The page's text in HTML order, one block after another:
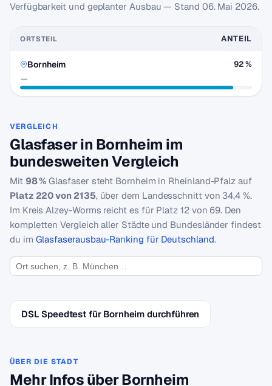
Verfügbarkeit und geplanter Ausbau — Stand 06. Mai 2026.
ORTSTEIL ANTEIL
Bornheim
—
92 %
VERGLEICH
Glasfaser in Bornheim im
bundesweiten Vergleich
Mit 98 % Glasfaser steht Bornheim in Rheinland-Pfalz auf
Platz 220 von 2135, über dem Landesschnitt von 34,4 %.
Im Kreis Alzey-Worms reicht es für Platz 12 von 69. Den
kompletten Vergleich aller Städte und Bundesländer findest
du im Glasfaserausbau-Ranking für Deutschland.
DSL Speedtest für Bornheim durchführen
ÜBER DIE STADT
Mehr Infos über Bornheim